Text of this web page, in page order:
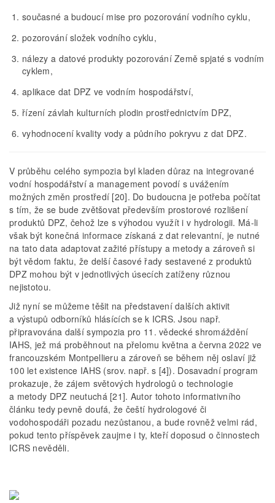
současné a budoucí mise pro pozorování vodního cyklu,
pozorování složek vodního cyklu,
nálezy a datové produkty pozorování Země spjaté s vodním
cyklem,
aplikace dat DPZ ve vodním hospodářství,
řízení závlah kulturních plodin prostřednictvím DPZ,
vyhodnocení kvality vody a půdního pokryvu z dat DPZ.
V průběhu celého sympozia byl kladen důraz na integrované
vodní hospodářství a management povodí s uvážením
možných změn prostředí [20]. Do budoucna je potřeba počítat
s tím, že se bude zvětšovat především prostorové rozlišení
produktů DPZ, čehož lze s výhodou využít i v hydrologii. Má-li
však být konečná informace získaná z dat relevantní, je nutné
na tato data adaptovat zažité přístupy a metody a zároveň si
být vědom faktu, že delší časové řady sestavené z produktů
DPZ mohou být v jednotlivých úsecích zatíženy různou
nejistotou.
Již nyní se můžeme těšit na představení dalších aktivit
a výstupů odborníků hlásících se k ICRS. Jsou např.
připravována další sympozia pro 11. vědecké shromáždění
IAHS, jež má proběhnout na přelomu května a června 2022 ve
francouzském Montpellieru a zároveň se během něj oslaví již
100 let existence IAHS (srov. např. s [4]). Dosavadní program
prokazuje, že zájem světových hydrologů o technologie
a metody DPZ neutuchá [21]. Autor tohoto informativního
článku tedy pevně doufá, že čeští hydrologové či
vodohospodáři pozadu nezůstanou, a bude rovněž velmi rád,
pokud tento příspěvek zaujme i ty, kteří doposud o činnostech
ICRS nevěděli.